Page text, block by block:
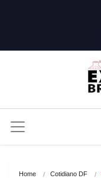
Home Cotidiano DF